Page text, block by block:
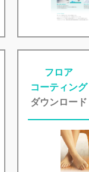
フロア
コーティング
ダウンロード